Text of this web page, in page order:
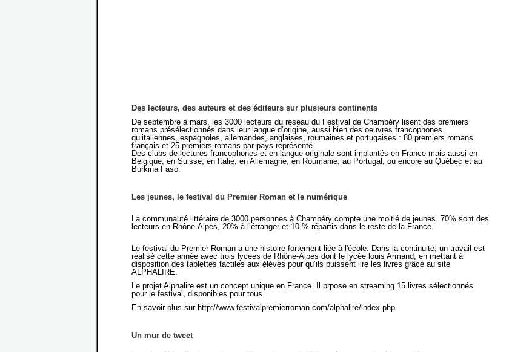
Des lecteurs, des auteurs et des éditeurs sur plusieurs continents
De septembre à mars, les 3000 lecteurs du réseau du Festival de Chambéry lisent des premiers
romans présélectionnés dans leur langue d’origine, aussi bien des oeuvres francophones
qu’italiennes, espagnoles, allemandes, anglaises, roumaines et portugaises : 80 premiers romans
français et 25 premiers romans par pays représenté.
Des clubs de lectures francophones et en langue originale sont implantés en France mais aussi en
Belgique, en Suisse, en Italie, en Allemagne, en Roumanie, au Portugal, ou encore au Québec et au
Burkina Faso.
Les jeunes, le festival du Premier Roman et le numérique
La communauté littéraire de 3000 personnes à Chambéry compte une moitié de jeunes. 70% sont des
lecteurs en Rhône-Alpes, 20% à l’étranger et 10 % répartis dans le reste de la France.
Le festival du Premier Roman a une histoire fortement liée à l'école. Dans la continuité, un travail est
réalisé cette année avec trois lycées de Rhône-Alpes dont le lycée louis Armand, en mettant à
disposition des tablettes tactiles aux élèves pour qu’ils puissent lire les livres grâce au site
ALPHALIRE.
Le projet Alphalire est un concept unique en France. Il prpose en streaming 15 livres sélectionnés
pour le festival, disponibles pour tous.
En savoir plus sur http://www.festivalpremierroman.com/alphalire/index.php
Un mur de tweet